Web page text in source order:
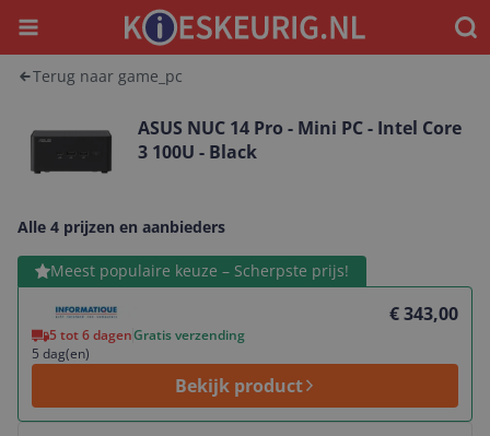
Menu
Terug naar game_pc
ASUS NUC 14 Pro - Mini PC - Intel Core
3 100U - Black
Alle 4 prijzen en aanbieders
Meest populaire keuze – Scherpste prijs!
€ 343,00
5 tot 6 dagenGratis verzending
5 dag(en)
Bekijk product
Bekijk product